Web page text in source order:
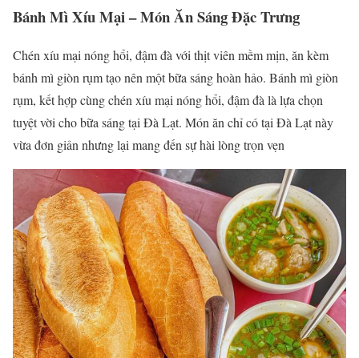
Bánh Mì Xíu Mại – Món Ăn Sáng Đặc Trưng
Chén xíu mại nóng hổi, đậm đà với thịt viên mềm mịn, ăn kèm
bánh mì giòn rụm tạo nên một bữa sáng hoàn hảo. Bánh mì giòn
rụm, kết hợp cùng chén xíu mại nóng hổi, đậm đà là lựa chọn
tuyệt vời cho bữa sáng tại Đà Lạt. Món ăn chỉ có tại Đà Lạt này
vừa đơn giản nhưng lại mang đến sự hài lòng trọn vẹn